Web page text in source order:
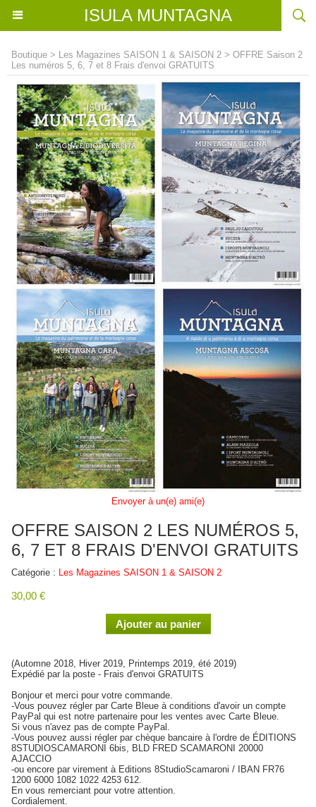
ISULA MUNTAGNA
Boutique > Les Magazines SAISON 1 & SAISON 2 > OFFRE Saison 2
Les numéros 5, 6, 7 et 8 Frais d'envoi GRATUITS
Envoyer à un(e) ami(e)
OFFRE SAISON 2 LES NUMÉROS 5,
6, 7 ET 8 FRAIS D'ENVOI GRATUITS
Catégorie : Les Magazines SAISON 1 & SAISON 2
30,00 €
(Automne 2018, Hiver 2019, Printemps 2019, été 2019)
Expédié par la poste - Frais d'envoi GRATUITS
Bonjour et merci pour votre commande.
-Vous pouvez régler par Carte Bleue à conditions d'avoir un compte
PayPal qui est notre partenaire pour les ventes avec Carte Bleue.
Si vous n'avez pas de compte PayPal.
-Vous pouvez aussi régler par chèque bancaire à l'ordre de ÉDITIONS
8STUDIOSCAMARONI 6bis, BLD FRED SCAMARONI 20000
AJACCIO
-ou encore par virement à Editions 8StudioScamaroni / IBAN FR76
1200 6000 1082 1022 4253 612.
En vous remerciant pour votre attention.
Cordialement.